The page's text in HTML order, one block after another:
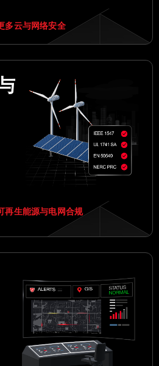
多云与网络安全
再生能源与电网合规